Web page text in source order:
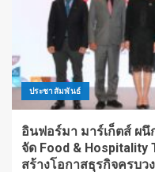
ประชาสัมพันธ์
อินฟอร์มา มาร์เก็ตส์ ผนึ
จัด Food & Hospitality
สร้างโอกาสธุรกิจครบว